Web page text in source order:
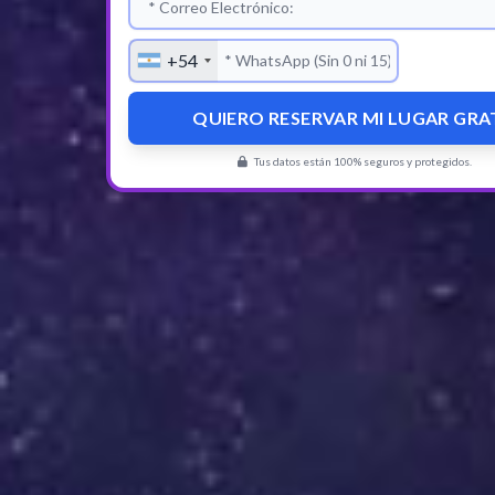
Teléfono Móvil
+54
QUIERO RESERVAR MI LUGAR
Tus datos están 100% seguros y protegidos.